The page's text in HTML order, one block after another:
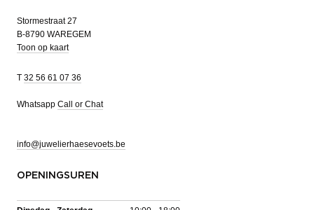
Stormestraat 27
B-8790 WAREGEM
Toon op kaart
T 32 56 61 07 36
Whatsapp Call or Chat
info@juwelierhaesevoets.be
OPENINGSUREN